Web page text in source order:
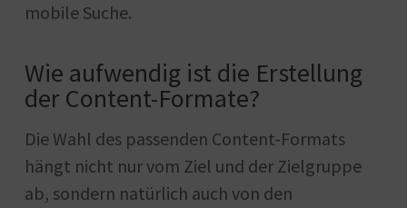
mobile Suche.
Wie aufwendig ist die Erstellung
der Content-Formate?
Die Wahl des passenden Content-Formats
hängt nicht nur vom Ziel und der Zielgruppe
ab, sondern natürlich auch von den